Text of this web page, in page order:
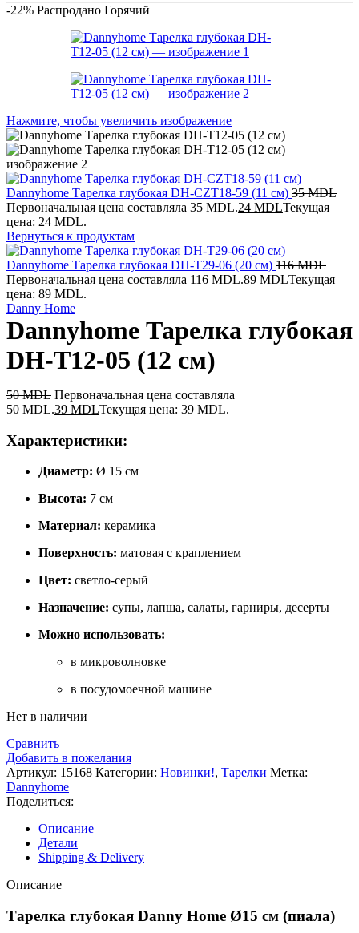
-22% Распродано Горячий
Нажмите, чтобы увеличить изображение
Dannyhome Тарелка глубокая DH-CZT18-59 (11 см) 35MDL
Первоначальная цена составляла 35 MDL.24 MDLТекущая
цена: 24 MDL.
Вернуться к продуктам
Dannyhome Тарелка глубокая DH-T29-06 (20 см) 116MDL
Первоначальная цена составляла 116 MDL.89 MDLТекущая
цена: 89 MDL.
Danny Home
Dannyhome Тарелка глубокая
DH-T12-05 (12 см)
50MDL Первоначальная цена составляла
50 MDL.39 MDLТекущая цена: 39 MDL.
Характеристики:
Диаметр: Ø 15 см
Высота: 7 см
Материал: керамика
Поверхность: матовая с краплением
Цвет: светло-серый
Назначение: супы, лапша, салаты, гарниры, десерты
Можно использовать:
в микроволновке
в посудомоечной машине
Нет в наличии
Сравнить
Добавить в пожелания
Артикул: 15168 Категории: Новинки!, Тарелки Метка:
Dannyhome
Поделиться:
Описание
Детали
Shipping & Delivery
Описание
Тарелка глубокая Danny Home Ø15 см (пиала)